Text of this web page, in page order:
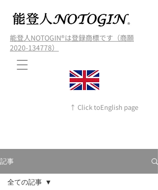
能登人NOTOGIN®️は登録商標です（商願
2020-134778）
↑ Click toEnglish page
記事
全ての記事